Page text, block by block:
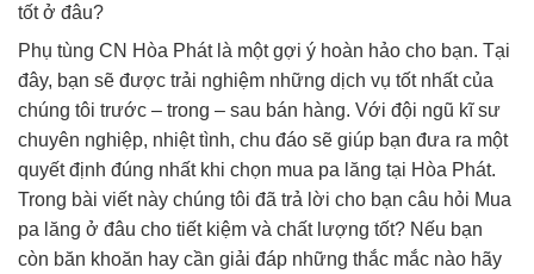
tốt ở đâu?
Phụ tùng CN Hòa Phát là một gợi ý hoàn hảo cho bạn. Tại
đây, bạn sẽ được trải nghiệm những dịch vụ tốt nhất của
chúng tôi trước – trong – sau bán hàng. Với đội ngũ kĩ sư
chuyên nghiệp, nhiệt tình, chu đáo sẽ giúp bạn đưa ra một
quyết định đúng nhất khi chọn mua pa lăng tại Hòa Phát.
Trong bài viết này chúng tôi đã trả lời cho bạn câu hỏi Mua
pa lăng ở đâu cho tiết kiệm và chất lượng tốt? Nếu bạn
còn băn khoăn hay cần giải đáp những thắc mắc nào hãy